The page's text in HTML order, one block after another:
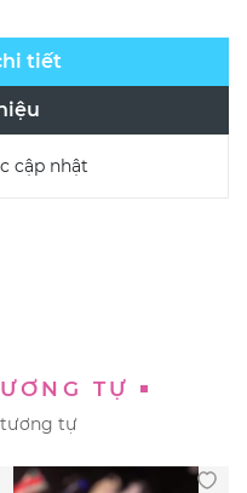
tiết
cập nhật
TỰ
tương tự